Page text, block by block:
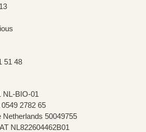
51 48
NL-BIO-01
2782 65
50049755
NL822604462B01